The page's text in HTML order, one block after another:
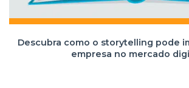
Descubra como o storytelling pode
empresa no mercado